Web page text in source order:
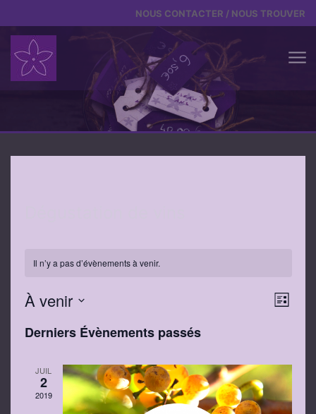
NOUS CONTACTER / NOUS TROUVER
Il n’y a pas d’évènements à venir.
Liste
À venir
une
Derniers Évènements passés
JUIL
2
2019